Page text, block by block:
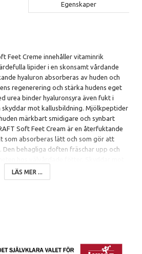
Egenskaper
Feet Creme innehåller vitaminrik
lipider i en skonsamt vårdande
hyaluron absorberas av huden och
regenerering och stärka hudens eget
urea binder hyaluronsyra även fukt i
skyddar mot kallusbildning. Mjölkpeptider
märkbart smidigare och synbart
Soft Feet Cream är en återfuktande
som absorberas lätt och som gör att
Den behagliga doften fräschar upp och
Acetate, Xanthan Gum,
Acid, Ethylhexylglycerin,
LÄS MER ...